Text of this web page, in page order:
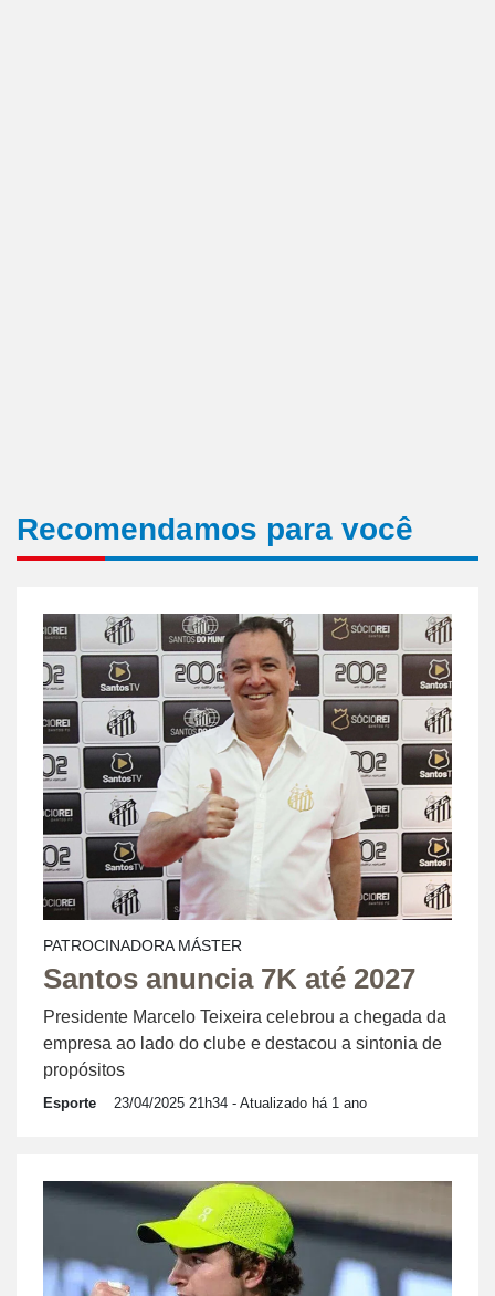
Recomendamos para você
PATROCINADORA MÁSTER
Santos anuncia 7K até 2027
Presidente Marcelo Teixeira celebrou a chegada da
empresa ao lado do clube e destacou a sintonia de
propósitos
Esporte 23/04/2025 21h34 - Atualizado há 1 ano